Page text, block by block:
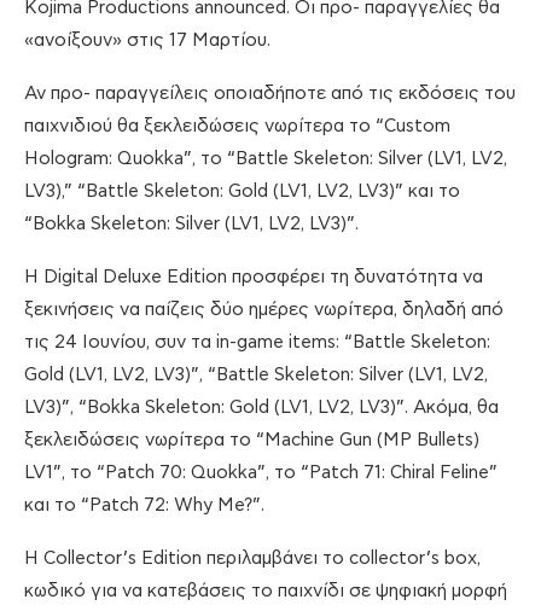
Kojima Productions announced. Οι προ- παραγγελίες θα
«ανοίξουν» στις 17 Μαρτίου.
Αν προ- παραγγείλεις οποιαδήποτε από τις εκδόσεις του
παιχνιδιού θα ξεκλειδώσεις νωρίτερα το “Custom
Hologram: Quokka”, το “Battle Skeleton: Silver (LV1, LV2,
LV3),” “Battle Skeleton: Gold (LV1, LV2, LV3)” και το
“Bokka Skeleton: Silver (LV1, LV2, LV3)”.
Η Digital Deluxe Edition προσφέρει τη δυνατότητα να
ξεκινήσεις να παίζεις δύο ημέρες νωρίτερα, δηλαδή από
τις 24 Ιουνίου, συν τα in-game items: “Battle Skeleton:
Gold (LV1, LV2, LV3)”, “Battle Skeleton: Silver (LV1, LV2,
LV3)”, “Bokka Skeleton: Gold (LV1, LV2, LV3)”. Ακόμα, θα
ξεκλειδώσεις νωρίτερα το “Machine Gun (MP Bullets)
LV1”, το “Patch 70: Quokka”, το “Patch 71: Chiral Feline”
και το “Patch 72: Why Me?”.
Η Collector’s Edition περιλαμβάνει το collector’s box,
κωδικό για να κατεβάσεις το παιχνίδι σε ψηφιακή μορφή